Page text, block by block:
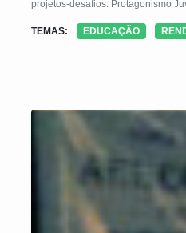
projetos-desafios. Protagonismo
atividades, solucionando
capaz de alterar a trajetória de
TEMAS: EDUCAÇÃO